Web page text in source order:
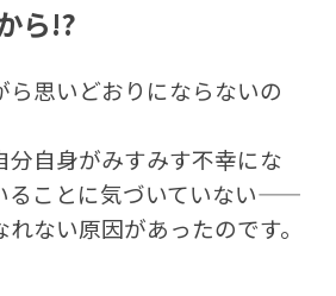
ら!?
ら思いどおりにならないの
分自身がみすみす不幸にな
ることに気づいていない——
ない原因があったのです。